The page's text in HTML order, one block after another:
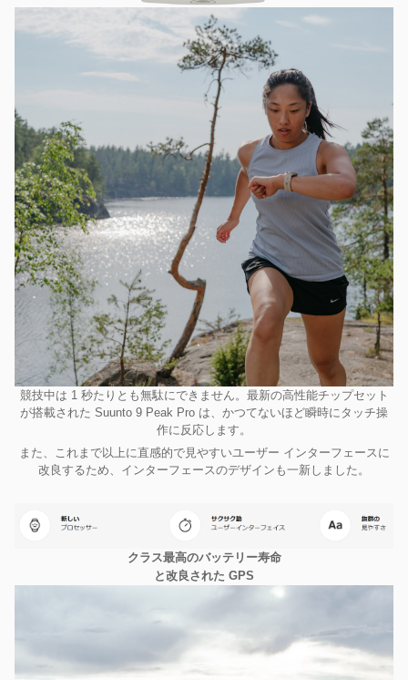
競技中は 1 秒たりとも無駄にできません。最新の高性能チップセット
が搭載された Suunto 9 Peak Pro は、かつてないほど瞬時にタッチ操
作に反応します。
また、これまで以上に直感的で見やすいユーザー インターフェースに
改良するため、インターフェースのデザインも一新しました。
クラス最高のバッテリー寿命
と改良された GPS